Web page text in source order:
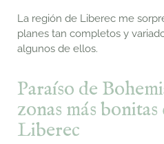
La región de Liberec me
planes tan completos y
algunos de ellos.
Paraíso de
zonas más
Liberec